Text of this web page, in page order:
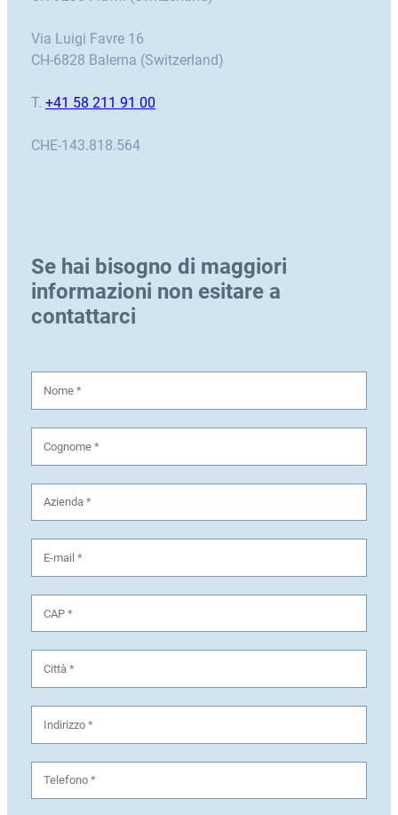
Via Luigi Favre 16
CH-6828 Balerna (Switzerland)
T. +41 58 211 91 00
CHE-143.818.564
Se hai bisogno di maggiori
informazioni non esitare a
contattarci